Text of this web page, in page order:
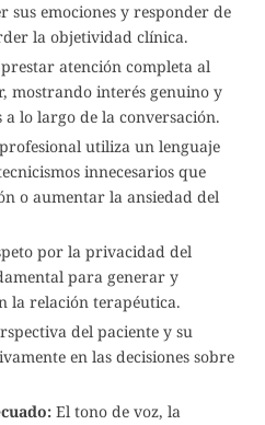
sus emociones y responder de
la objetividad clínica.
atención completa al
mostrando interés genuino y
a lo largo de la conversación.
utiliza un lenguaje
innecesarios que
o aumentar la ansiedad del
por la privacidad del
para generar y
la relación terapéutica.
del paciente y su
en las decisiones sobre
El tono de voz, la